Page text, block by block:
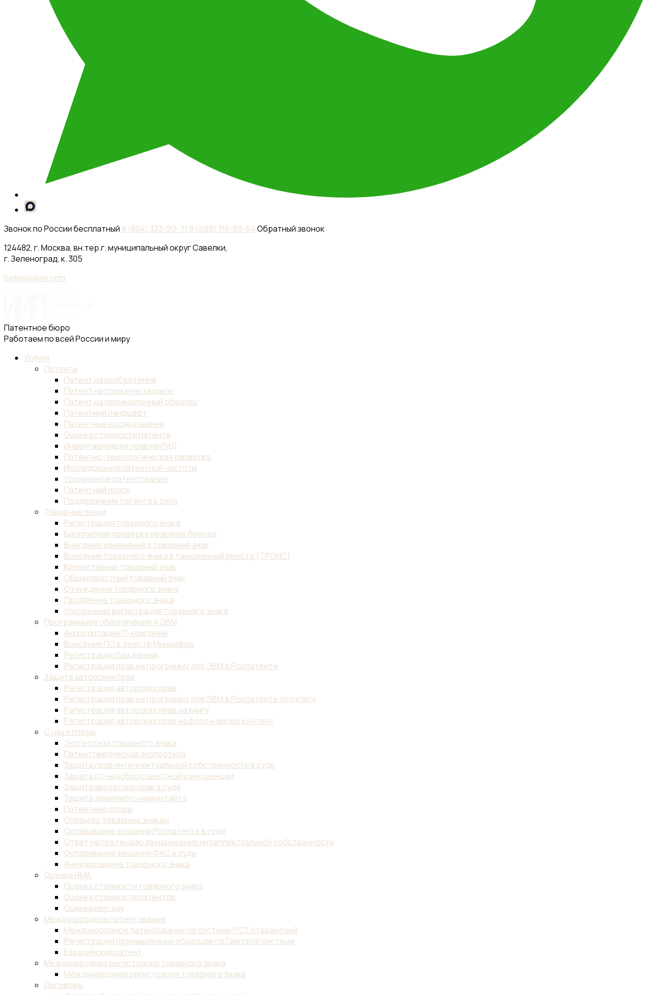
Звонок по России бесплатный 8 (804) 333-99-71 8 (499) 110-93-54Обратный звонок
124482, г. Москва, вн.тер.г. муниципальный округ Савелки,
г. Зеленоград, к. 305
hello@inilaw.com
Патентное бюро
Работаем по всей России и миру
Услуги
Патенты
Патент на изобретение
Патент на полезную модель
Патент на промышленный образец
Патентный ландшафт
Патентные исследования
Оценка стоимости патента
Инвентаризация прав на РИД
Патентно-технологическая разведка
Исследования патентной чистоты
Ускоренное патентование
Патентный поиск
Поддержание патента в силе
Товарные знаки
Регистрация товарного знака
Бесплатная проверка названия бренда
Внесение изменений в товарный знак
Внесение товарного знака в таможенный реестр (ТРОИС)
Коллективный товарный знак
Общеизвестный товарный знак
Отчуждение товарного знака
Продление товарного знака
Ускоренная регистрация товарного знака
Программное обеспечение и ЭВМ
Аккредитация IT-компаний
Внесение ПО в реестр Минцифры
Регистрация баз данных
Регистрация прав на программу для ЭВМ в Роспатенте
Защита авторских прав
Регистрация авторских прав
Регистрация прав на программу для ЭВМ в Роспатенте под ключ
Регистрация авторских прав на книгу
Регистрация авторских прав на фото и видео контент
Суды и споры
Экспертиза товарного знака
Патентоведческая экспертиза
Защита прав интеллектуальной собственности в суде
Защита от недобросовестной конкуренции
Защита авторских прав в суде
Защита доменного имени сайта
Патентные споры
Споры по товарным знакам
Оспаривание решений Роспатента в суде
Ответ на претензию за нарушение интеллектуальной собственности
Оспаривание решений ФАС в суде
Аннулирование товарного знака
Оценка НМА
Оценка стоимости товарного знака
Оценка стоимости патентов
Оценка ноу-хау
Международное патентование
Международное патентование по системе PCT с гарантией
Регистрация промышленных образцов по Гаагской системе
Евразийский патент
Международная регистрация товарного знака
Международная регистрация товарного знака
Договоры